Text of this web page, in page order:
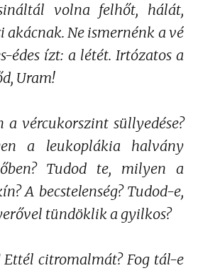
volna felhőt, hálát,
akácnak. Ne ismernénk a vé
édes ízt: a létét. Irtózatos a
Uram!
a vércukorszint süllyedése?
a leukoplákia halvány
Tudod te, milyen a
A becstelenség? Tudod-e,
tündöklik a gyilkos?
Ettél citromalmát? Fog tál-e